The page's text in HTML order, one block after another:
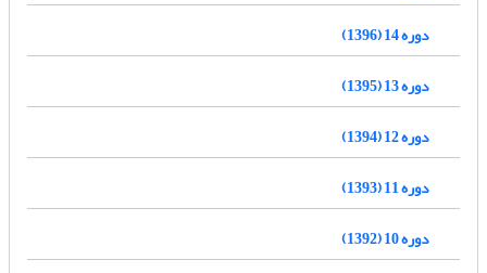
دوره 14 (1396)
دوره 13 (1395)
دوره 12 (1394)
دوره 11 (1393)
دوره 10 (1392)